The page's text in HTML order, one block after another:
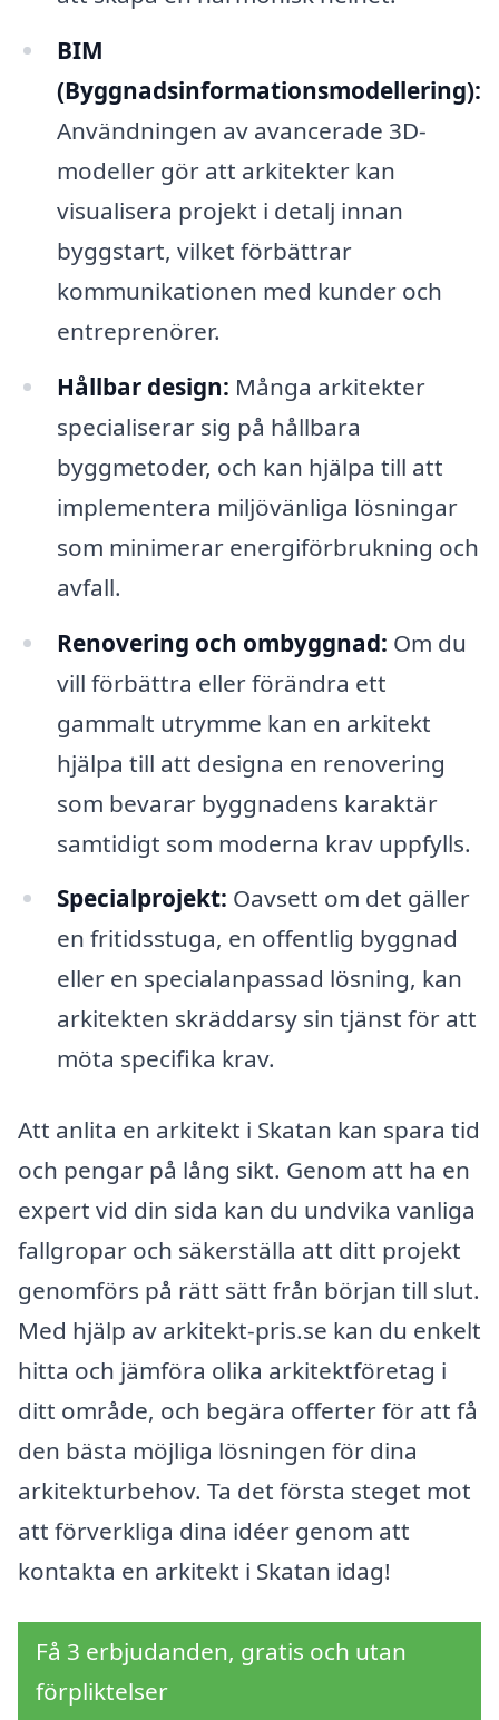
BIM
(Byggnadsinformationsmodellering):
Användningen av avancerade 3D-
modeller gör att arkitekter kan
visualisera projekt i detalj innan
byggstart, vilket förbättrar
kommunikationen med kunder och
entreprenörer.
Hållbar design: Många arkitekter
specialiserar sig på hållbara
byggmetoder, och kan hjälpa till att
implementera miljövänliga lösningar
som minimerar energiförbrukning och
avfall.
Renovering och ombyggnad: Om du
vill förbättra eller förändra ett
gammalt utrymme kan en arkitekt
hjälpa till att designa en renovering
som bevarar byggnadens karaktär
samtidigt som moderna krav uppfylls.
Specialprojekt: Oavsett om det gäller
en fritidsstuga, en offentlig byggnad
eller en specialanpassad lösning, kan
arkitekten skräddarsy sin tjänst för att
möta specifika krav.
Att anlita en arkitekt i Skatan kan spara tid
och pengar på lång sikt. Genom att ha en
expert vid din sida kan du undvika vanliga
fallgropar och säkerställa att ditt projekt
genomförs på rätt sätt från början till slut.
Med hjälp av arkitekt-pris.se kan du enkelt
hitta och jämföra olika arkitektföretag i
ditt område, och begära offerter för att få
den bästa möjliga lösningen för dina
arkitekturbehov. Ta det första steget mot
att förverkliga dina idéer genom att
kontakta en arkitekt i Skatan idag!
Få 3 erbjudanden, gratis och utan
förpliktelser